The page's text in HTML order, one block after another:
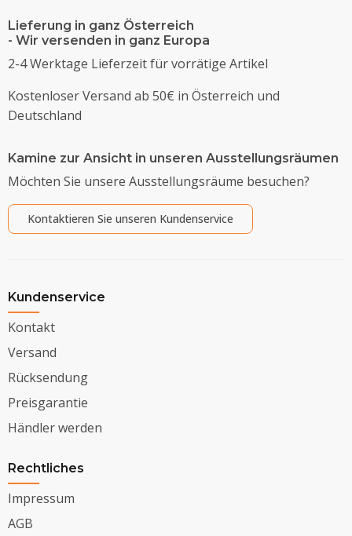
Lieferung in ganz Österreich
- Wir versenden in ganz Europa
2-4 Werktage Lieferzeit für vorrätige Artikel
Kostenloser Versand ab 50€ in Österreich und
Deutschland
Kamine zur Ansicht in unseren Ausstellungsräumen
Möchten Sie unsere Ausstellungsräume besuchen?
Kontaktieren Sie unseren Kundenservice
Kundenservice
Kontakt
Versand
Rücksendung
Preisgarantie
Händler werden
Rechtliches
Impressum
AGB